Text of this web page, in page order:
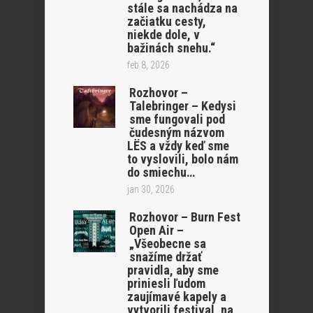
stále sa nachádza na
začiatku cesty,
niekde dole, v
bažinách snehu.“
feb 8, 2026
Rozhovor –
Talebringer – Kedysi
sme fungovali pod
čudesným názvom
LËS a vždy keď sme
to vyslovili, bolo nám
do smiechu…
jan 30, 2026
Rozhovor – Burn Fest
Open Air –
„Všeobecne sa
snažíme držať
pravidla, aby sme
priniesli ľudom
zaujímavé kapely a
vytvorili festival, na